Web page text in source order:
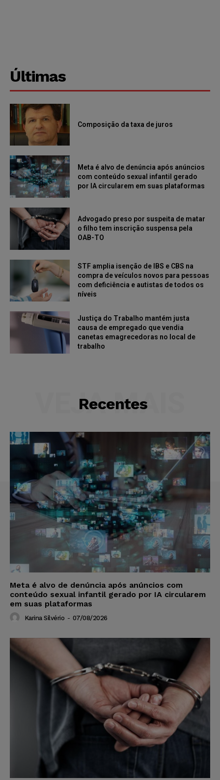
Últimas
Composição da taxa de juros
Meta é alvo de denúncia após anúncios
com conteúdo sexual infantil gerado
por IA circularem em suas plataformas
Advogado preso por suspeita de matar
o filho tem inscrição suspensa pela
OAB-TO
STF amplia isenção de IBS e CBS na
compra de veículos novos para pessoas
com deficiência e autistas de todos os
níveis
Justiça do Trabalho mantém justa
causa de empregado que vendia
canetas emagrecedoras no local de
trabalho
Recentes
VEJA MAIS
Meta é alvo de denúncia após anúncios com
conteúdo sexual infantil gerado por IA circularem
em suas plataformas
Karina Silvério - 07/08/2026